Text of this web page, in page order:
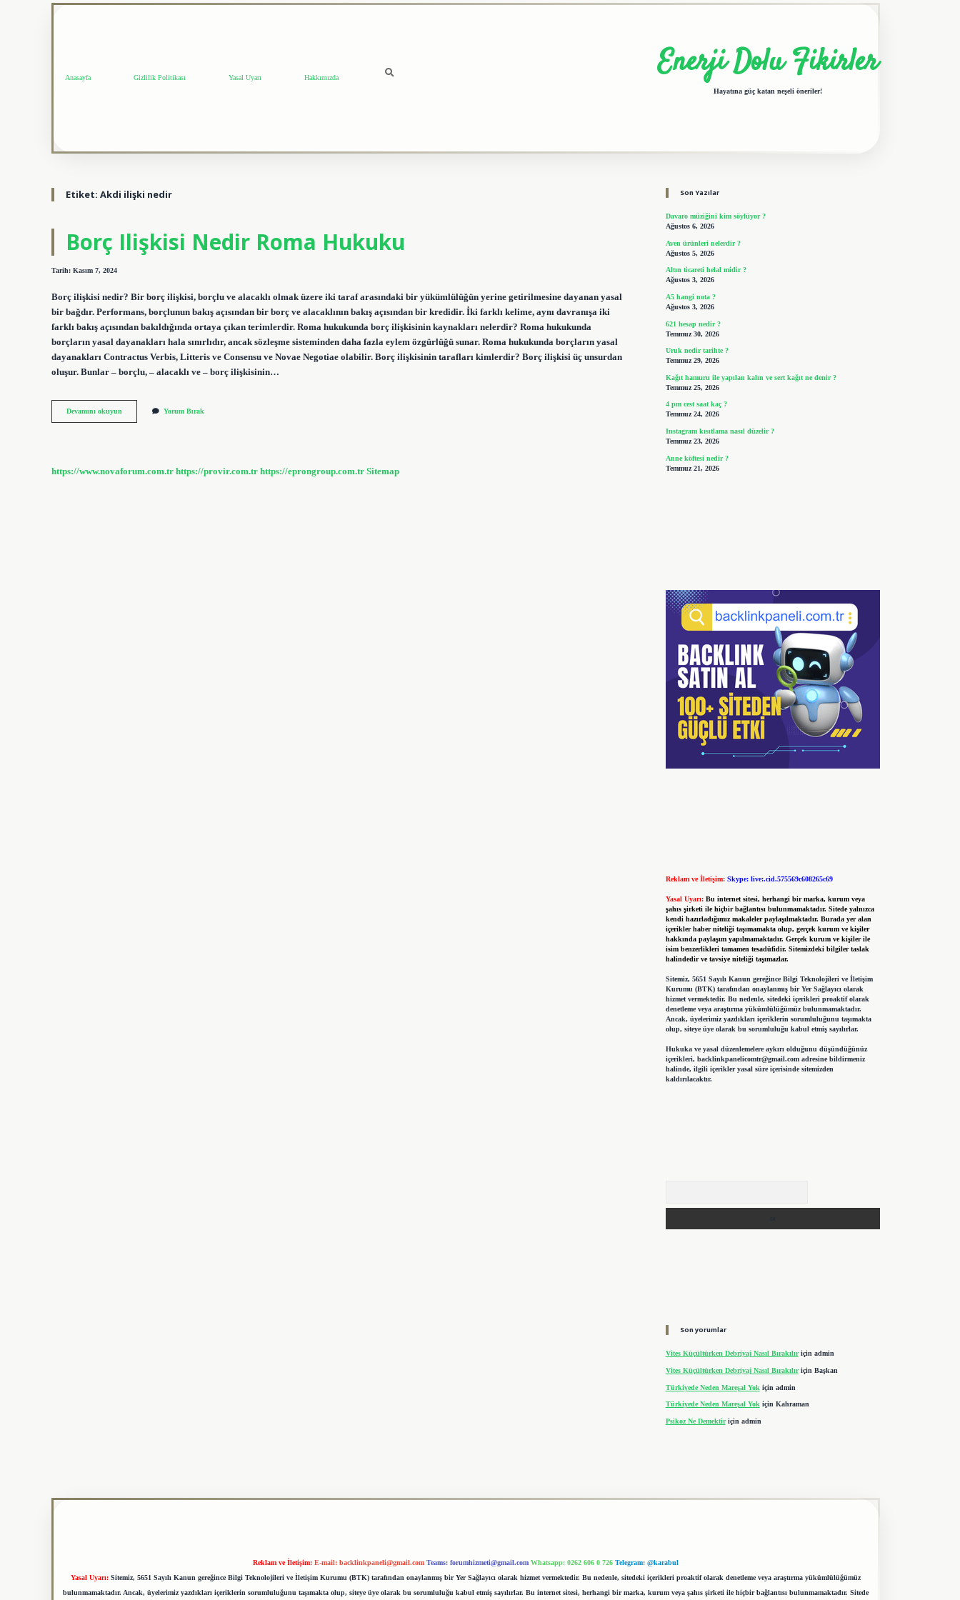
Anasayfa Gizlilik Politikası Yasal Uyarı Hakkımızda Enerji Dolu Fikirler
Hayatına güç katan neşeli öneriler!
Etiket: Akdi ilişki nedir
Borç Ilişkisi Nedir Roma Hukuku
Tarih: Kasım 7, 2024
Borç ilişkisi nedir? Bir borç ilişkisi, borçlu ve alacaklı olmak üzere iki taraf arasındaki bir yükümlülüğün yerine getirilmesine dayanan yasal
bir bağdır. Performans, borçlunun bakış açısından bir borç ve alacaklının bakış açısından bir kredidir. İki farklı kelime, aynı davranışa iki
farklı bakış açısından bakıldığında ortaya çıkan terimlerdir. Roma hukukunda borç ilişkisinin kaynakları nelerdir? Roma hukukunda
borçların yasal dayanakları hala sınırlıdır, ancak sözleşme sisteminden daha fazla eylem özgürlüğü sunar. Roma hukukunda borçların yasal
dayanakları Contractus Verbis, Litteris ve Consensu ve Novae Negotiae olabilir. Borç ilişkisinin tarafları kimlerdir? Borç ilişkisi üç unsurdan
oluşur. Bunlar – borçlu, – alacaklı ve – borç ilişkisinin…
Devamını okuyun
Ilişkisi
Yorum Bırak
https://www.novaforum.com.tr https://provir.com.tr https://eprongroup.com.tr Sitemap
Son Yazılar
Davaro müziğini kim söylüyor ?
Ağustos 6, 2026
Aven ürünleri nelerdir ?
Ağustos 5, 2026
Altın ticareti helal midir ?
Ağustos 3, 2026
A5 hangi nota ?
Ağustos 3, 2026
621 hesap nedir ?
Temmuz 30, 2026
Uruk nedir tarihte ?
Temmuz 29, 2026
Kağıt hamuru ile yapılan kalın ve sert kağıt ne denir ?
Temmuz 25, 2026
4 pm cest saat kaç ?
Temmuz 24, 2026
Instagram kısıtlama nasıl düzelir ?
Temmuz 23, 2026
Anne köftesi nedir ?
Temmuz 21, 2026
Reklam ve İletişim: Skype: live:.cid.575569c608265c69
Yasal Uyarı: Bu internet sitesi, herhangi bir marka, kurum veya
şahıs şirketi ile hiçbir bağlantısı bulunmamaktadır. Sitede yalnızca
kendi hazırladığımız makaleler paylaşılmaktadır. Burada yer alan
içerikler haber niteliği taşımamakta olup, gerçek kurum ve kişiler
hakkında paylaşım yapılmamaktadır. Gerçek kurum ve kişiler ile
isim benzerlikleri tamamen tesadüfidir. Sitemizdeki bilgiler taslak
halindedir ve tavsiye niteliği taşımazlar.
Sitemiz, 5651 Sayılı Kanun gereğince Bilgi Teknolojileri ve İletişim
Kurumu (BTK) tarafından onaylanmış bir Yer Sağlayıcı olarak
hizmet vermektedir. Bu nedenle, sitedeki içerikleri proaktif olarak
denetleme veya araştırma yükümlülüğümüz bulunmamaktadır.
Ancak, üyelerimiz yazdıkları içeriklerin sorumluluğunu taşımakta
olup, siteye üye olarak bu sorumluluğu kabul etmiş sayılırlar.
Hukuka ve yasal düzenlemelere aykırı olduğunu düşündüğünüz
içerikleri, backlinkpanelicomtr@gmail.comadresine bildirmeniz
halinde, ilgili içerikler yasal süre içerisinde sitemizden
kaldırılacaktır.
Son yorumlar
Vites Küçültürken Debriyaj Nasıl Bırakılıriçin admin
Vites Küçültürken Debriyaj Nasıl Bırakılıriçin Başkan
Türkiyede Neden Mareşal Yok için admin
Türkiyede Neden Mareşal Yok için Kahraman
Psikoz Ne Demektiriçin admin
Reklam ve İletişim: E-mail: backlinkpaneli@gmail.com Teams: forumhizmeti@gmail.com Whatsapp: 0262 606 0 726 Telegram: @karabul
Yasal Uyarı: Sitemiz, 5651 Sayılı Kanun gereğince Bilgi Teknolojileri ve İletişim Kurumu (BTK) tarafından onaylanmış bir Yer Sağlayıcı olarak hizmet vermektedir. Bu nedenle, sitedeki içerikleri proaktif olarak denetleme veya araştırma yükümlülüğümüz
bulunmamaktadır. Ancak, üyelerimiz yazdıkları içeriklerin sorumluluğunu taşımakta olup, siteye üye olarak bu sorumluluğu kabul etmiş sayılırlar. Bu internet sitesi, herhangi bir marka, kurum veya şahıs şirketi ile hiçbir bağlantısı bulunmamaktadır. Sitede